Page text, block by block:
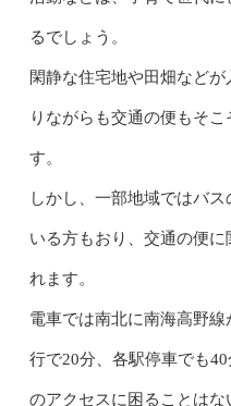
るでしょう。
閑静な住宅地や田畑など
りながらも交通の便もそ
す。
しかし、一部地域ではバ
いる方もおり、交通の便
れます。
電車では南北に南海高野
行で20分、各駅停車でも
のアクセスに困ることはな